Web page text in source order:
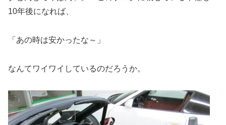
10年後になれば、
「あの時は安かったな～」
なんてワイワイしているのだろうか。